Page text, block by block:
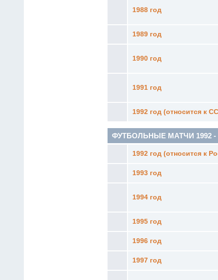
1988 год
1989 год
1990 год
1991 год
1992 год (относится к
ФУТБОЛЬНЫЕ МАТЧИ 1992 -
1992 год (относится к
1993 год
1994 год
1995 год
1996 год
1997 год